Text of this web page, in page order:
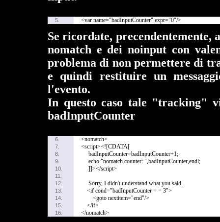
5. <var name="badInputCounter" expr="0"/>
Se ricordate, precendentemente,
nomatch e dei noinput con
problema di non permettere di
e quindi restituire un
l'evento.
In questo caso tale "tracking"
badInputCounter
6. <nomatch>
7. <script><![CDATA[
8. badInputCounter=badInputCounter+1;
9. echo "nomatch counter: ",badInputCounter,endl;
10. ]]></script>
11.
12.
Sorry, I didn't understand what you said.
13. <if cond="badInputCounter = = 3">
14. <goto nextitem="end"/>
15. </if>
16. </nomatch>